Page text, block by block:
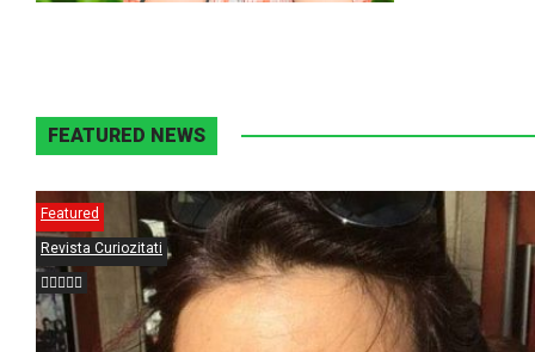
FEATURED NEWS
Featured
Revista Curiozitati